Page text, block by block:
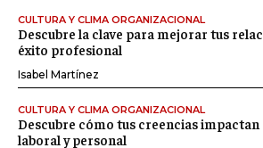
CULTURA Y CLIMA ORGANIZACIONAL
Descubre la clave para mejorar tus
éxito profesional
Isabel Martínez
CULTURA Y CLIMA ORGANIZACIONAL
Descubre cómo tus creencias
laboral y personal